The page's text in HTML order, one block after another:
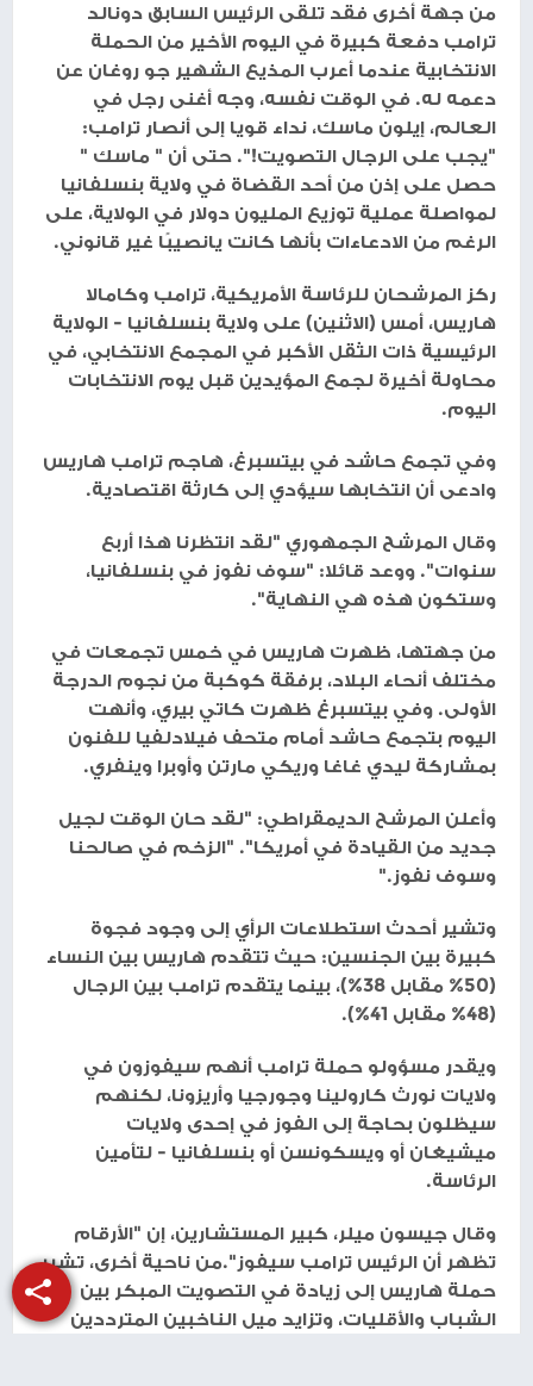
من جهة أخرى فقد تلقى الرئيس السابق دونالد
ترامب دفعة كبيرة في اليوم الأخير من الحملة
الانتخابية عندما أعرب المذيع الشهير جو روغان عن
دعمه له. في الوقت نفسه، وجه أغنى رجل في
العالم، إيلون ماسك، نداء قويا إلى أنصار ترامب:
"يجب على الرجال التصويت!". حتى أن " ماسك "
حصل على إذن من أحد القضاة في ولاية بنسلفانيا
لمواصلة عملية توزيع المليون دولار في الولاية، على
الرغم من الادعاءات بأنها كانت يانصيبًا غير قانوني.
ركز المرشحان للرئاسة الأمريكية، ترامب وكامالا
هاريس، أمس (الاثنين) على ولاية بنسلفانيا - الولاية
الرئيسية ذات الثقل الأكبر في المجمع الانتخابي، في
محاولة أخيرة لجمع المؤيدين قبل يوم الانتخابات
اليوم.
وفي تجمع حاشد في بيتسبرغ، هاجم ترامب هاريس
وادعى أن انتخابها سيؤدي إلى كارثة اقتصادية.
وقال المرشح الجمهوري "لقد انتظرنا هذا أربع
سنوات". ووعد قائلا: "سوف نفوز في بنسلفانيا،
وستكون هذه هي النهاية".
من جهتها، ظهرت هاريس في خمس تجمعات في
مختلف أنحاء البلاد، برفقة كوكبة من نجوم الدرجة
الأولى. وفي بيتسبرغ ظهرت كاتي بيري، وأنهت
اليوم بتجمع حاشد أمام متحف فيلادلفيا للفنون
بمشاركة ليدي غاغا وريكي مارتن وأوبرا وينفري.
وأعلن المرشح الديمقراطي: "لقد حان الوقت لجيل
جديد من القيادة في أمريكا". "الزخم في صالحنا
وسوف نفوز."
وتشير أحدث استطلاعات الرأي إلى وجود فجوة
كبيرة بين الجنسين: حيث تتقدم هاريس بين النساء
(50% مقابل 38%)، بينما يتقدم ترامب بين الرجال
(48% مقابل 41%).
ويقدر مسؤولو حملة ترامب أنهم سيفوزون في
ولايات نورث كارولينا وجورجيا وأريزونا، لكنهم
سيظلون بحاجة إلى الفوز في إحدى ولايات
ميشيغان أو ويسكونسن أو بنسلفانيا - لتأمين
الرئاسة.
وقال جيسون ميلر، كبير المستشارين، إن "الأرقام
تظهر أن الرئيس ترامب سيفوز".من ناحية أخرى، تشير
حملة هاريس إلى زيادة في التصويت المبكر بين
الشباب والأقليات، وتزايد ميل الناخبين المترددين